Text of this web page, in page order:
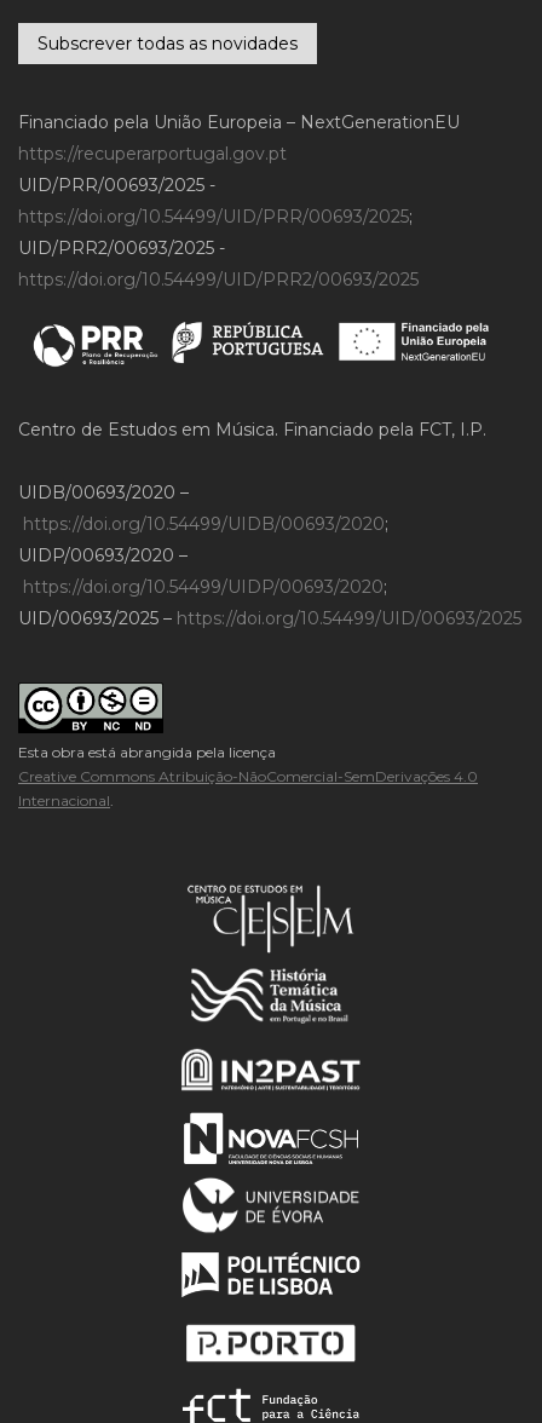
Subscrever todas as novidades
Financiado pela União Europeia – NextGenerationEU
https://recuperarportugal.gov.pt
UID/PRR/00693/2025 -
https://doi.org/10.54499/UID/PRR/00693/2025;
UID/PRR2/00693/2025 -
https://doi.org/10.54499/UID/PRR2/00693/2025
Centro de Estudos em Música. Financiado pela FCT, I.P.
UIDB/00693/2020 –
https://doi.org/10.54499/UIDB/00693/2020;
UIDP/00693/2020 –
https://doi.org/10.54499/UIDP/00693/2020;
UID/00693/2025 – https://doi.org/10.54499/UID/00693/2025
Esta obra está abrangida pela licença
Creative Commons Atribuição-NãoComercial-SemDerivações 4.0
Internacional